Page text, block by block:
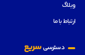
وبلاگ
ارتباط با ما
دسترسیسریع